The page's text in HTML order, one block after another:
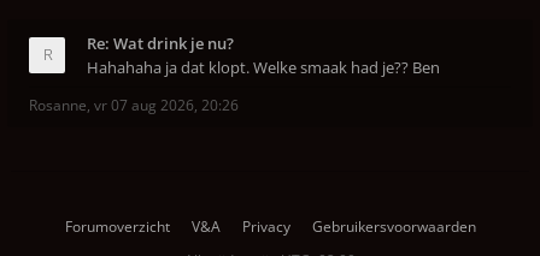
Re: Wat drink je nu?
Hahahaha ja dat klopt. Welke smaak had je?? Ben
Rosanne, vr 07 aug 2026, 20:26
Forumoverzicht V&A Privacy
Gebruikersvoorwaarden